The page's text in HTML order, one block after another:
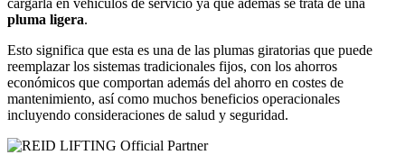
cargarla en vehículos de servicio ya que además se trata de una
pluma ligera.
Esto significa que esta es una de las plumas giratorias que puede
reemplazar los sistemas tradicionales fijos, con los ahorros
económicos que comportan además del ahorro en costes de
mantenimiento, así como muchos beneficios operacionales
incluyendo consideraciones de salud y seguridad.